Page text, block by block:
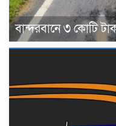
বান্দরবানে ৩ কোটি